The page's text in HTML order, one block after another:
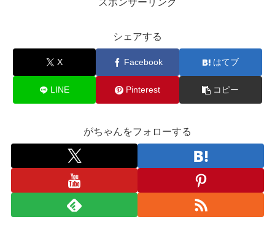
シェアする
X Facebook はてブ
LINE Pinterest コピー
がちゃんをフォローする